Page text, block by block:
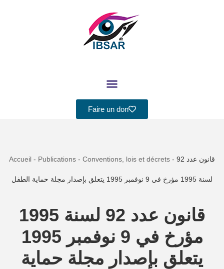
Faire un don
Accueil - Publications - Conventions, lois et décrets - قانون عدد 92
لسنة 1995 مؤرخ في 9 نوفمبر 1995 يتعلق بإصدار مجلة حماية الطفل
قانون عدد 92 لسنة 1995
مؤرخ في 9 نوفمبر 1995
يتعلق بإصدار مجلة حماية